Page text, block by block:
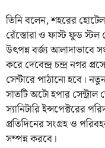
তিনি বলেন, শহরের
রেঁস্তোরা ও ফাস্ট ফুড স্টল
উৎপন্ন বর্জ্য আলাদাভাবে
করে দেবেন্দ্র চন্দ্র নগর
সেন্টারে পাঠানো হবে।
সাতটি অটো হপার
স্যানিটারি ইন্সপেক্টরের
প্রতিদিনের সংগ্রহ ও
সম্পন্ন করবে।